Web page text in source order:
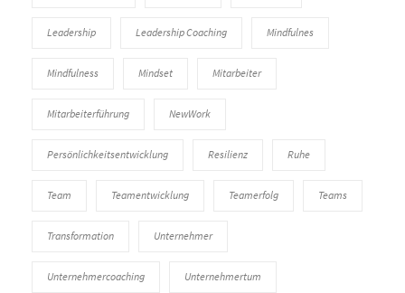
Leadership Leadership Coaching Mindfulnes
Mindfulness Mindset Mitarbeiter
Mitarbeiterführung NewWork
Persönlichkeitsentwicklung Resilienz Ruhe
Team Teamentwicklung Teamerfolg Teams
Transformation Unternehmer
Unternehmercoaching Unternehmertum